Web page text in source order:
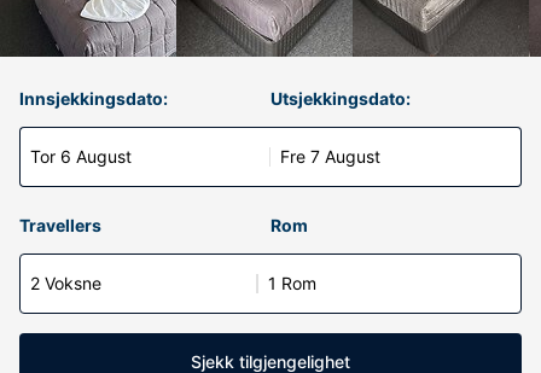
Innsjekkingsdato:
Tor 6 August
Utsjekkingsdato:
Fre 7 August
Travellers Rom
2 Voksne 1 Rom
Sjekk tilgjengelighet